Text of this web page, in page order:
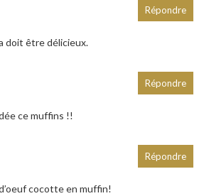
doit être délicieux.
Répondre
ce muffins !!
Répondre
cocotte en muffin!
Répondre